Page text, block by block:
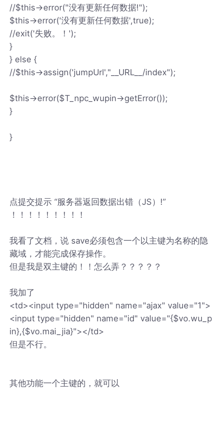
//$this->error("没有更新任何数据!");
$this->error('没有更新任何数据',true);
//exit('失败。！');
}
} else {
//$this->assign('jumpUrl',"__URL__/index");
$this->error($T_npc_wupin->getError());
}
}
点提交提示 “服务器返回数据出错（JS）!”
！！！！！！！！！
我看了文档，说 save必须包含一个以主键为名称的隐
藏域，才能完成保存操作。
但是我是双主键的！！怎么弄？？？？？
我加了
<td><input type="hidden" name="ajax" value="1">
<input type="hidden" name="id" value="{$vo.wu_p
in},{$vo.mai_jia}"></td>
但是不行。
其他功能一个主键的，就可以